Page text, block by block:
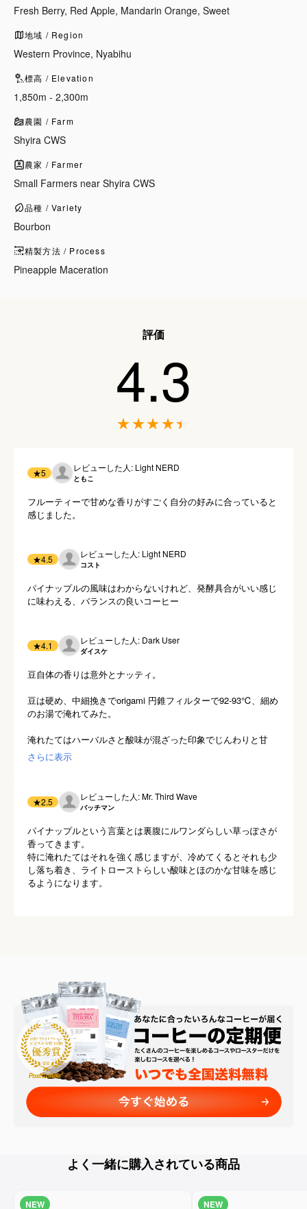
Fresh Berry, Red Apple, Mandarin Orange, Sweet
地域 / Region
Western Province, Nyabihu
標高 / Elevation
1,850m - 2,300m
農園 / Farm
Shyira CWS
農家 / Farmer
Small Farmers near Shyira CWS
品種 / Variety
Bourbon
精製方法 / Process
Pineapple Maceration
評価
4.3
★5 レビューした人: Light NERD
ともこ
フルーティーで甘めな香りがすごく自分の好みに合っていると
感じました。
★4.5 レビューした人: Light NERD
コスト
パイナップルの風味はわからないけれど、発酵具合がいい感じ
に味わえる、バランスの良いコーヒー
★4.1 レビューした人: Dark User
ダイスケ
豆自体の香りは意外とナッティ。
豆は硬め、中細挽きでorigami 円錐フィルターで92-93℃、細め
のお湯で淹れてみた。
淹れたてはハーバルさと酸味が混ざった印象でじんわりと甘
い。
冷めてくるとイチゴ噛み潰したかのような明るくジュワッとし
もなる。
ドケーキやチョコクッキーに合いそう。
酸味のグラデーションがユニークで面白い反面、酸味で支配さ
れないよう淹れ方は難しいというか気を遣いそう。
さらに表示
★2.5 レビューした人: Mr. Third Wave
バッチマン
パイナップルという言葉とは裏腹にルワンダらしい草っぽさが
香ってきます。
特に淹れたてはそれを強く感じますが、冷めてくるとそれも少
し落ち着き、ライトローストらしい酸味とほのかな甘味を感じ
るようになります。
よく一緒に購入されている商品
NEW NEW